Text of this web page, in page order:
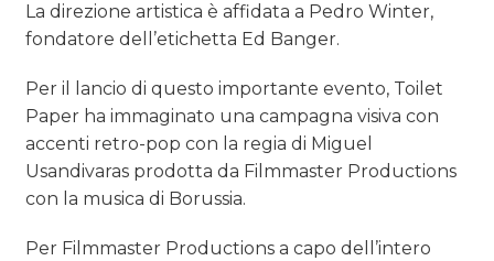
La direzione artistica è affidata a Pedro Winter,
fondatore dell’etichetta Ed Banger.
Per il lancio di questo importante evento, Toilet
Paper ha immaginato una campagna visiva con
accenti retro-pop con la regia di Miguel
Usandivaras prodotta da Filmmaster Productions
con la musica di Borussia.
Per Filmmaster Productions a capo dell’intero